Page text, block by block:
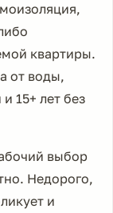
квартиры.
от воды,
15+ лет без
выбор
Недорого,
и